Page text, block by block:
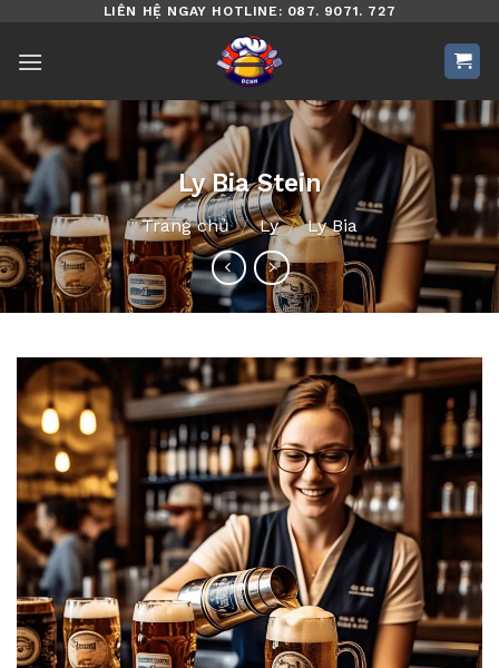
nội
dung
LIÊN HỆ NGAY HOTLINE: 087. 9071. 727
Ly Bia Stein
Trang chủ / Ly / Ly Bia